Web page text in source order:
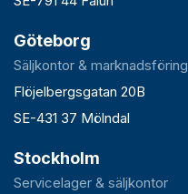
Göteborg
Säljkontor & marknadsföring
Flöjelbergsgatan 20B
SE-431 37 Mölndal
Stockholm
Servicelager & säljkontor